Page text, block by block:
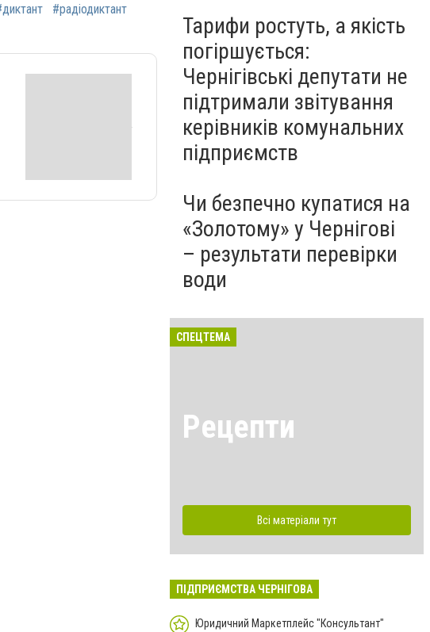
#радіодиктант
Тарифи ростуть, а якість
погіршується:
Чернігівські депутати не
підтримали звітування
керівників комунальних
підприємств
Чи безпечно купатися на
«Золотому» у Чернігові
– результати перевірки
води
СПЕЦТЕМА
Рецепти
Всі матеріали тут
ПІДПРИЄМСТВА ЧЕРНІГОВА
Юридичний Маркетплейс "Консультант"